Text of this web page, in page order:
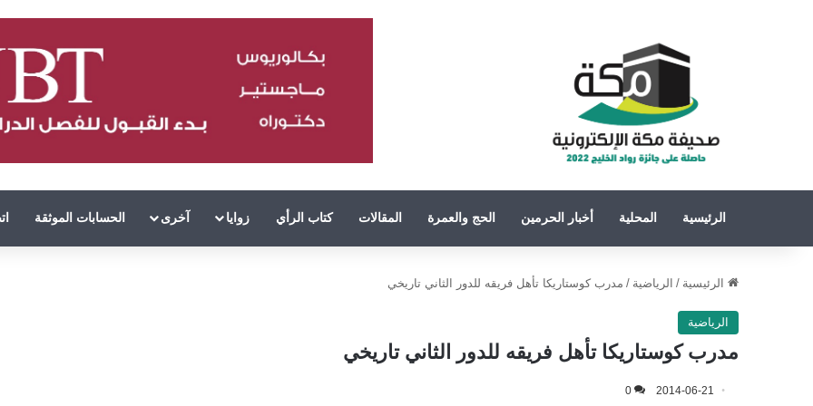
الرئيسية المحلية أخبار الحرمين الحج والعمرة المقالات كتاب الرأي زوايا آخرى الحسابات الموثقة
الرئيسية / الرياضية / مدرب كوستاريكا تأهل فريقه للدور الثاني تاريخي
الرياضية
مدرب كوستاريكا تأهل فريقه للدور الثاني تاريخي
2014-06-21
0